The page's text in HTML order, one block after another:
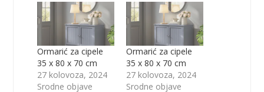
Ormarić za cipele
35 x 80 x 70 cm
27 kolovoza, 2024
Srodne objave
Ormarić za cipele
35 x 80 x 70 cm
27 kolovoza, 2024
Srodne objave